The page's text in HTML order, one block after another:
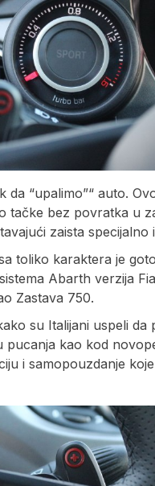
da “upalimo”“ auto.
tačke bez povratka u
zaista specijalno
toliko karaktera je
Abarth verzija
Zastava 750.
su Italijani uspeli da
pucanja kao kod
i samopouzdanje